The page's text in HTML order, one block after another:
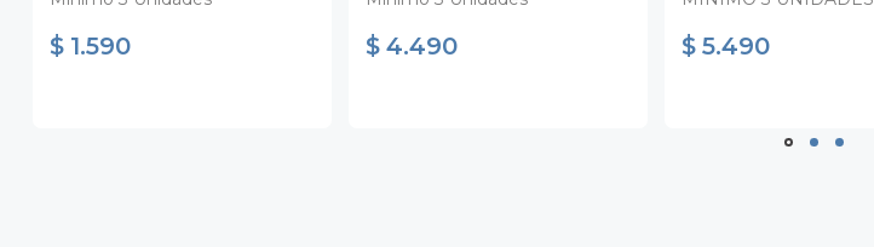
$ 1.590 $ 4.490 $ 5.490